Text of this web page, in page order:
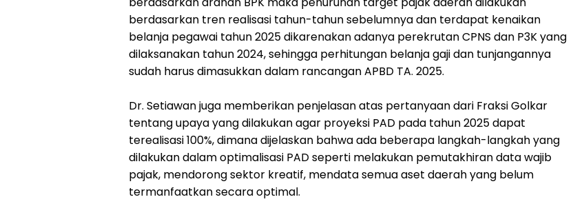
berdasarkan tren realisasi tahun-tahun sebelumnya dan terdapat kenaikan
belanja pegawai tahun 2025 dikarenakan adanya perekrutan CPNS dan P3K yang
dilaksanakan tahun 2024, sehingga perhitungan belanja gaji dan tunjangannya
sudah harus dimasukkan dalam rancangan APBD TA. 2025.
Dr. Setiawan juga memberikan penjelasan atas pertanyaan dari Fraksi Golkar
tentang upaya yang dilakukan agar proyeksi PAD pada tahun 2025 dapat
terealisasi 100%, dimana dijelaskan bahwa ada beberapa langkah-langkah yang
dilakukan dalam optimalisasi PAD seperti melakukan pemutakhiran data wajib
pajak, mendorong sektor kreatif, mendata semua aset daerah yang belum
termanfaatkan secara optimal.